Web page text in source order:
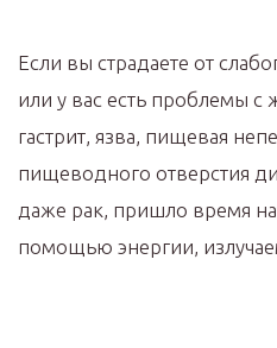
Если вы страдаете от
или у вас есть проблемы с
гастрит, язва, пищевая
пищеводного отверстия
даже рак, пришло время
помощью энергии,